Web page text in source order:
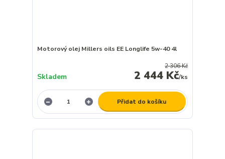
Motorový olej Millers oils EE Longlife 5w-40 4l
2 306 Kč
2 444 Kč/ks
Skladem
Přidat do košíku